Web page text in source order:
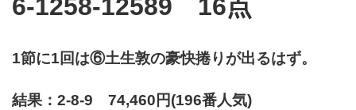
6-1258-12589 16点
1節に1回は⑥土生敦の豪快捲りが出るはず。
結果：2-8-9 74,460円(196番人気)